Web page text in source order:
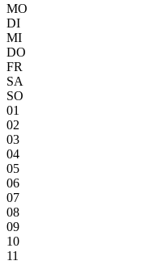
MO
DI
MI
DO
FR
SA
SO
01
02
03
04
05
06
07
08
09
10
11